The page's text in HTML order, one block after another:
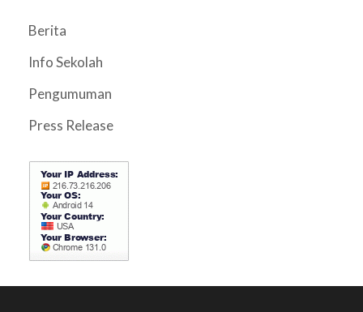
Berita
Info Sekolah
Pengumuman
Press Release